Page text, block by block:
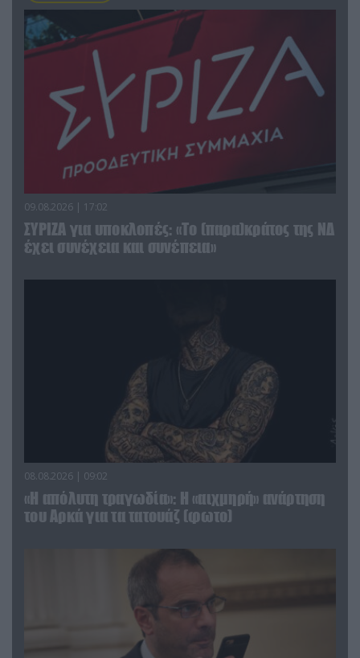
09.08.2026 | 17:02
ΣΥΡΙΖΑ για υποκλοπές: «Το (παρα)κράτος της ΝΔ
έχει συνέχεια και συνέπεια»
08.08.2026 | 09:02
«Η απόλυτη τραγωδία»: Η «αιχμηρή» ανάρτηση
του Αρκά για τα τατουάζ (φωτο)